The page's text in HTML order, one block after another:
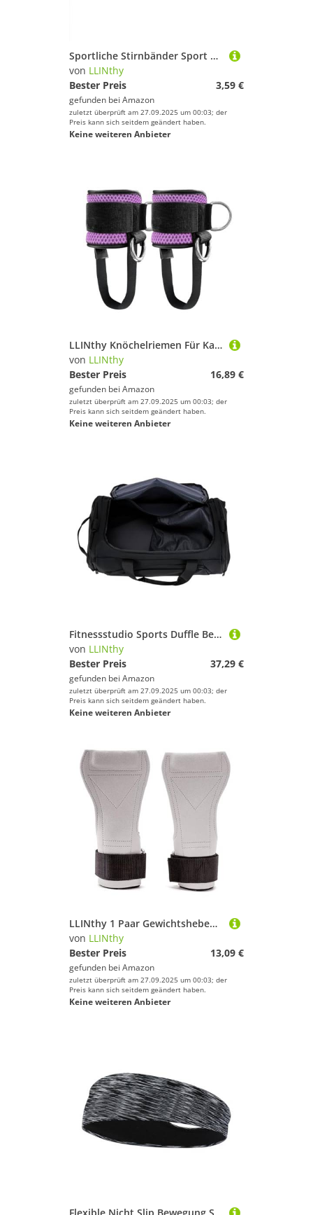
Sportliche Stirnbänder Sport Atmungsaktives Elastisches Haarband Fitness Haarbänder Zum Klettern Von Sport Sportlich Sportlich Sweatband Workout Elastic Hair Band Für Erwachsene
von LLINthy
Bester Preis
3,59 €
gefunden bei Amazon
zuletzt überprüft am 27.09.2025 um 00:03; der
Preis kann sich seitdem geändert haben.
Keine weiteren Anbieter
LLINthy Knöchelriemen Für Kabelmaschinen Komfort Und Einstellbare Verstärkung Der D Ringe Qualitäts Knöchelmanschetten Um Den Bauchmuskel Zu Verbessern Der Für Alle Altersgruppen Geeignet
von LLINthy
Bester Preis
16,89 €
gefunden bei Amazon
zuletzt überprüft am 27.09.2025 um 00:03; der
Preis kann sich seitdem geändert haben.
Keine weiteren Anbieter
Fitnessstudio Sports Duffle Beutel wasserdichte Reisebacks Mit Feuchtem Taschen Und Schuhfach Tragen.
von LLINthy
Bester Preis
37,29 €
gefunden bei Amazon
zuletzt überprüft am 27.09.2025 um 00:03; der
Preis kann sich seitdem geändert haben.
Keine weiteren Anbieter
LLINthy 1 Paar Gewichtshebedien
von LLINthy
Bester Preis
13,09 €
gefunden bei Amazon
zuletzt überprüft am 27.09.2025 um 00:03; der
Preis kann sich seitdem geändert haben.
Keine weiteren Anbieter